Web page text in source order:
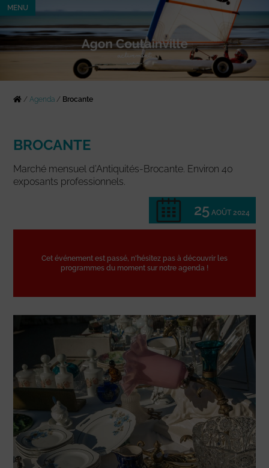
MENU
/Agenda / Brocante
BROCANTE
Marché mensuel d’Antiquités-Brocante. Environ 40
exposants professionnels.
25 AOÛT 2024
Cet événement est passé, n'hésitez pas à découvrir les
programmes du moment sur notre agenda !